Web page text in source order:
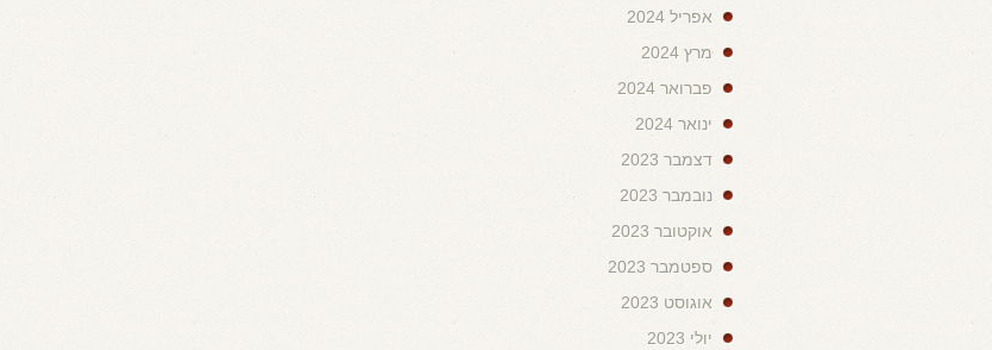
אפריל 2024
מרץ 2024
פברואר 2024
ינואר 2024
דצמבר 2023
נובמבר 2023
אוקטובר 2023
ספטמבר 2023
אוגוסט 2023
יולי 2023